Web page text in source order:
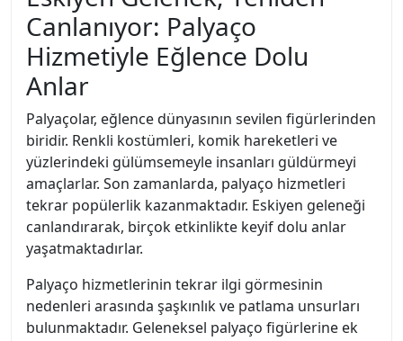
Canlanıyor: Palyaço
Hizmetiyle Eğlence Dolu
Anlar
Palyaçolar, eğlence dünyasının sevilen figürlerinden
biridir. Renkli kostümleri, komik hareketleri ve
yüzlerindeki gülümsemeyle insanları güldürmeyi
amaçlarlar. Son zamanlarda, palyaço hizmetleri
tekrar popülerlik kazanmaktadır. Eskiyen geleneği
canlandırarak, birçok etkinlikte keyif dolu anlar
yaşatmaktadırlar.
Palyaço hizmetlerinin tekrar ilgi görmesinin
nedenleri arasında şaşkınlık ve patlama unsurları
bulunmaktadır. Geleneksel palyaço figürlerine ek